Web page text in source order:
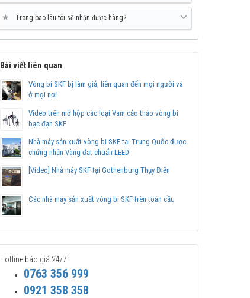
★ Trong bao lâu tôi sẽ nhận được hàng?
Bài viết liên quan
Vòng bi SKF bị làm giả, liên quan đến mọi người và
ở mọi nơi
Video trên mở hộp các loại Vam cảo tháo vòng bi
bạc đạn SKF
Nhà máy sản xuất vòng bi SKF tại Trung Quốc được
chứng nhận Vàng đạt chuẩn LEED
[Video] Nhà máy SKF tại Gothenburg Thụy Điển
Các nhà máy sản xuất vòng bi SKF trên toàn cầu
Hotline báo giá 24/7
0763 356 999
0921 358 358